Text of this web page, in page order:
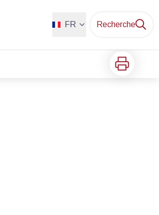
FR Recherche
Imprimer